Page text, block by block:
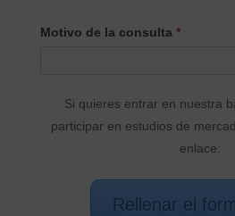
CONTACTO
Motivo de la consulta *
Si quieres entrar en nuestra
participar en estudios de
enlace:
Rellenar el